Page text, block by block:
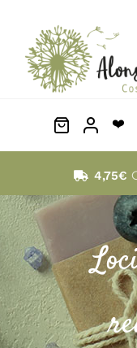
contenido
Cabello
Corporal
Mascotas
❤️
4,75€